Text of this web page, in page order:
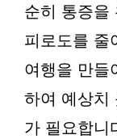
순히 통증을
피로도를 줄
여행을 만들
하여 예상치
가 필요합니